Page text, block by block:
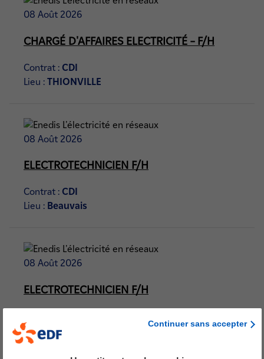
08 Août 2026
CHARGÉ D'AFFAIRES ELECTRICITÉ – F/H
Contrat : CDI
Lieu : THIONVILLE
08 Août 2026
ELECTROTECHNICIEN F/H
Contrat : CDI
Lieu : Beauvais
08 Août 2026
ELECTROTECHNICIEN F/H
Lieu :LE MANS
Continuer sans accepter